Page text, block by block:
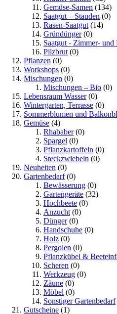
Gemüse-Samen (134)
Saatgut – Stauden (0)
Rasen-Saatgut (14)
Gründünger(0)
Saatgut - Zimmer-
Pilzbrut (0)
Pflanzen (0)
Workshops (0)
Mischungen (0)
Mischungen – Bio (0)
Lebensraum Wasser(0)
Wintergarten, Terrasse (0)
Sommerblumen und
Gemüse (4)
Rhababer(0)
Spargel (0)
Pflanzkartoffeln (0)
Steckzwiebeln (0)
Neuheiten (0)
Gartenbedarf(0)
Bewässerung (0)
Gartengeräte (32)
Hochbeete (0)
Anzucht (0)
Dünger(0)
Handschuhe (0)
Holz (0)
Pergolen (0)
Pflanzkübel &
Scheren (0)
Werkzeug (0)
Zäune (0)
Möbel (0)
Sonstiger Gartenbedarf
Gutscheine (1)